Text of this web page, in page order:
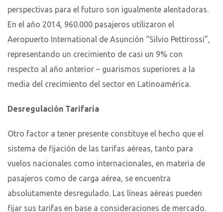
perspectivas para el futuro son igualmente alentadoras.
En el año 2014, 960.000 pasajeros utilizaron el
Aeropuerto International de Asunción “Silvio Pettirossi”,
representando un crecimiento de casi un 9% con
respecto al año anterior – guarismos superiores a la
media del crecimiento del sector en Latinoamérica.
Desregulación Tarifaria
Otro factor a tener presente constituye el hecho que el
sistema de fijación de las tarifas aéreas, tanto para
vuelos nacionales como internacionales, en materia de
pasajeros como de carga aérea, se encuentra
absolutamente desregulado. Las líneas aéreas pueden
fijar sus tarifas en base a consideraciones de mercado.